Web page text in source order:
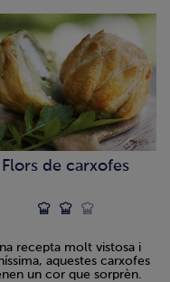
Flors de carxofes
recepta molt vistosa i
aquestes carxofes
un cor que sorprèn.